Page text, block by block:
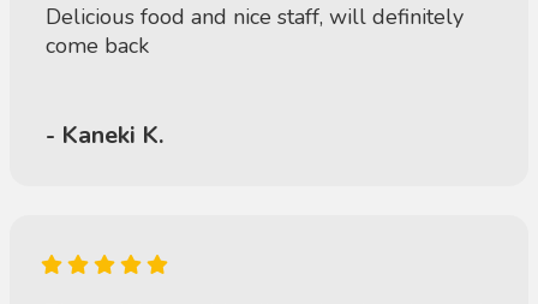
Delicious food and nice staff, will definitely
come back
- Kaneki K.